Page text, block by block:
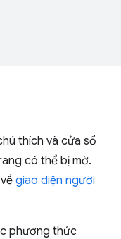
thích và cửa sổ
có thể bị mờ.
giao diện người
phương thức